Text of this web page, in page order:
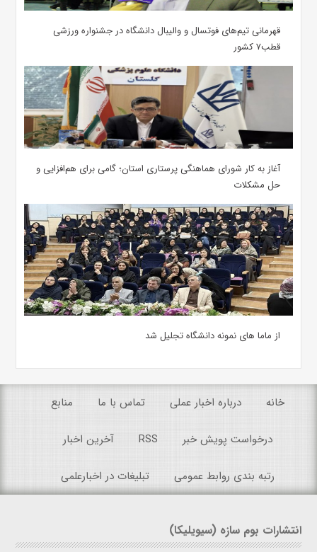
قهرمانی تیم‌های فوتسال و والیبال دانشگاه در جشنواره ورزشی
قطب۷ کشور
آغاز به کار شورای هماهنگی پرستاری استان؛ گامی برای هم‌افزایی و
حل مشکلات
از ماما های نمونه دانشگاه تجلیل شد
خانه درباره اخبار عملی تماس با ما منابع
درخواست پویش خبر RSS آخرین اخبار
رتبه بندی روابط عمومی تبلیغات در اخبارعلمی
انتشارات بوم سازه (سیویلیکا)